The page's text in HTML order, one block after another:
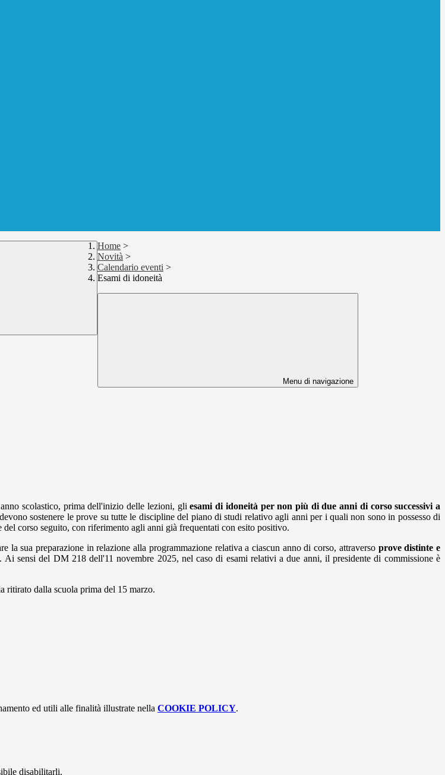
Home >
Novità >
Calendario eventi >
Esami di idoneità
Menu di navigazione
anno scolastico, prima dell'inizio delle lezioni, gliesami di idoneità per non più di due anni di corso successivi a
sostenere le prove su tutte le discipline del piano di studi relativo agli anni per i quali non sono in possesso di
corso seguito, con riferimento agli anni già frequentati con esito positivo.
sua preparazione in relazione alla programmazione relativa a ciascun anno di corso, attraverso prove distinte e
Ai sensi del DM 218 dell'11 novembre 2025, nel caso di esami relativi a due anni, il presidente di commissione è
ritirato dalla scuola prima del 15 marzo.
ed utili alle finalità illustrate nella COOKIE POLICY.
disabilitarli.